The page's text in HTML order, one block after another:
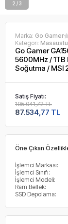
2 / 3
Marka: Go Gamer
Kategori:
Go Gamer
5600MHz / 1TB
Soğutma / MSI
Satış Fiyatı:
87.534,77 TL
105.041,72 TL
Öne Çıkan
İşlemci Markası:
İşlemci Sınıfı:
İşlemci Modeli:
Ram Bellek:
SSD Depolama: